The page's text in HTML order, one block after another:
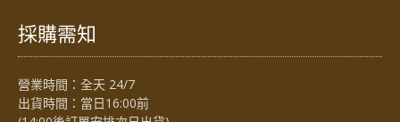
採購需知
營業時間：全天 24/7
出貨時間：當日16:00前